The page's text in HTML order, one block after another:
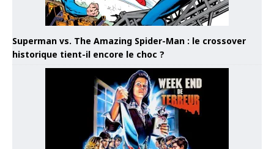
Superman vs. The Amazing Spider-Man : le crossover
historique tient-il encore le choc ?